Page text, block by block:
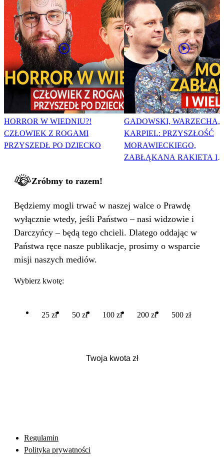
HORROR W WIEDNIU?!
CZŁOWIEK Z ROGAMI
PRZYSZEDŁ PO DZIECKO
GADOWSKI, WARZECHA,
KARPIEL: PRZYSZŁOŚĆ
MORAWIECKIEGO,
ZABŁĄKANA RAKIETA I
Zróbmy to razem!
Będziemy mogli trwać w naszej walce o Prawdę
wyłącznie wtedy, jeśli Państwo – nasi widzowie i
Darczyńcy – będą tego chcieli. Dlatego oddając w
Państwa ręce nasze publikacje, prosimy o wsparcie
misji naszych mediów.
Wybierz kwotę:
25 zł 50 zł 100 zł 200 zł 500 zł
Regulamin
Polityka prywatności